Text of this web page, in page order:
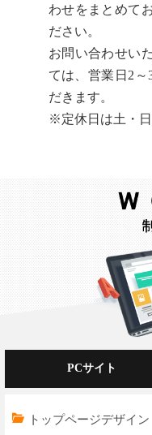
わせをまとめて
ださい。
お問い合わせい
ては、営業日2
だきます。
※定休日は土・
PCサイト
トップページデザイン